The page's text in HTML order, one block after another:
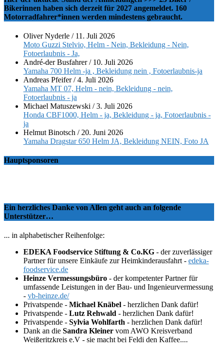
Bikerinnen haben sich derzeit für 2027 angemeldet. 160
Motorradfahrer*innen werden mindestens gebraucht.
Oliver Nyderle / 11. Juli 2026
Moto Guzzi Stelvio, Helm - Nein, Bekleidung - Nein,
Fotoerlaubnis - Ja,
André-der Busfahrer/ 10. Juli 2026
Yamaha 700 Helm -ja , Bekleidung nein , Fotoerlaubnis-ja
Andreas Pfeifer/4. Juli 2026
Yamaha MT 07, Helm - nein, Bekleidung - nein,
Fotoerlaubnis - ja
Michael Matuszewski /3. Juli 2026
Honda CBF1000, Helm - ja, Bekleidung - ja, Fotoerlaubnis -
ja
Helmut Binotsch / 20. Juni 2026
Yamaha Dragstar 650 Helm JA, Bekleidung NEIN, Foto JA
Hauptsponsoren
Ein herzliches Danke von Allen geht auch an folgende
Unterstützer…
... in alphabetischer Reihenfolge:
EDEKA Foodservice Stiftung & Co.KG - der zuverlässiger
Partner für unsere Einkäufe zur Heimkinderausfahrt - edeka-
foodservice.de
Heinze Vermessungsbüro - der kompetenter Partner für
umfassende Leistungen in der Bau- und Ingenieurvermessung
- vb-heinze.de/
Privatspende - Michael Knäbel - herzlichen Dank dafür!
Privatspende - Lutz Rehwald - herzlichen Dank dafür!
Privatspende - Sylvia Wohlfarth - herzlichen Dank dafür!
Dank an die Sandra Kleiner vom AWO Kreisverband
Weißeritzkreis e.V - sie macht bei Feldi den Kaffee....